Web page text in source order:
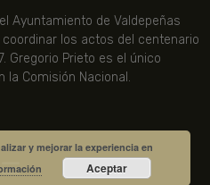
Ayuntamiento de Valdepeñas
los actos del centenario
Gregorio Prieto es el único
Comisión Nacional.
y mejorar la experiencia en
Aceptar